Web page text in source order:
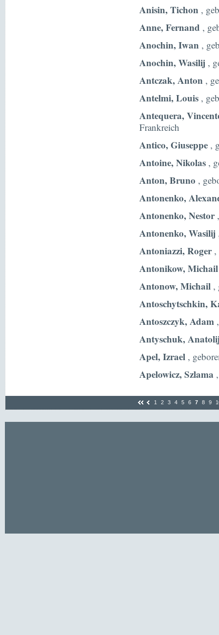
Anisin, Tichon ,
Anne, Fernand ,
Anochin, Iwan ,
Anochin, Wasilij ,
Antczak, Anton ,
Antelmi, Louis ,
Antequera,
Frankreich
Antico, Giuseppe ,
Antoine, Nikolas ,
Anton, Bruno ,
Antonenko,
Antonenko, Nestor
Antonenko, Wasilij
Antoniazzi, Roger,
Antonikow, Michail
Antonow, Michail ,
Antoschytschkin,
Antoszczyk, Adam
Antyschuk,
Apel, Izrael ,
Apelowicz, Szlama
1 2 3 4 5 6 7 8 9